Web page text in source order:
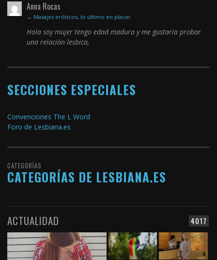
Anna Rocas
→ Masajes eróticos, lo último en placer
Hola soy mujer tengo edad madura y me gustaría probar
una relación lesbica,
SECCIONES ESPECIALES
Convenciones The L Word
Foro de Lesbiana.es
CATEGORÍAS
CATEGORÍAS DE LESBIANA.ES
4017
ACTUALIDAD